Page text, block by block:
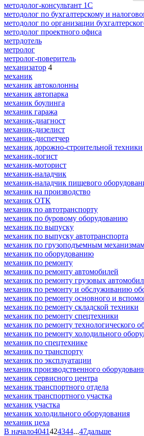
методолог-консультант 1С
методолог по бухгалтерскому и
методолог по организации
методолог проектного офиса
метрдотель
метролог
метролог-поверитель
механизатор 4
механик
механик автоколонны
механик автопарка
механик боулинга
механик гаража
механик-диагност
механик-дизелист
механик-диспетчер
механик дорожно-строительной техники
механик-логист
механик-моторист
механик-наладчик
механик-наладчик пищевого
механик на производство
механик ОТК
механик по автотранспорту
механик по буровому оборудованию
механик по выпуску
механик по выпуску автотранспорта
механик по грузоподъемным
механик по оборудованию
механик по ремонту
механик по ремонту автомобилей
механик по ремонту грузовых
механик по ремонту и обслуживанию
механик по ремонту основного и
механик по ремонту складской техники
механик по ремонту спецтехники
механик по ремонту технологического
механик по ремонту холодильного
механик по спецтехнике
механик по транспорту
механик по эксплуатации
механик производственного
механик сервисного центра
механик транспортного отдела
механик транспортного участка
механик участка
механик холодильного оборудования
механик цеха
В начало4041424344...47дальше